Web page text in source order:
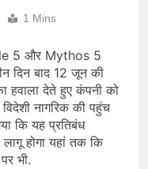
1 Mins
5 और Mythos 5
दिन बाद 12 जून की
हवाला देते हुए कंपनी को
नागरिक की पहुंच
कि यह प्रतिबंध
लागू होगा यहां तक कि
भी.